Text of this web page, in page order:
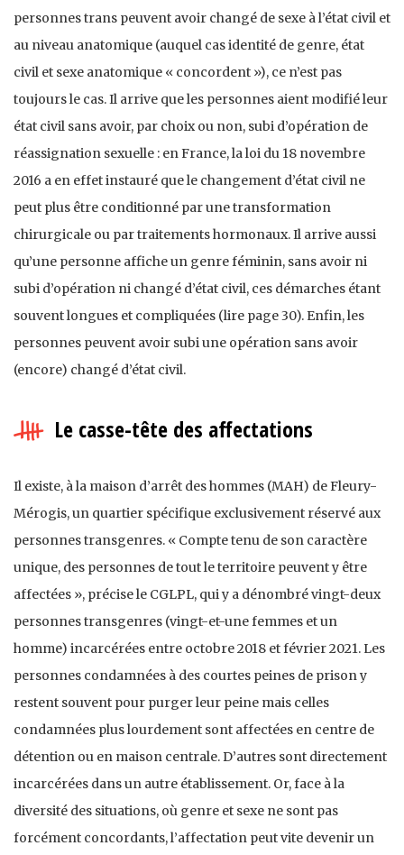
personnes trans peuvent avoir changé de sexe à l’état civil et
au niveau anatomique (auquel cas identité de genre, état
civil et sexe anatomique « concordent »), ce n’est pas
toujours le cas. Il arrive que les personnes aient modifié leur
état civil sans avoir, par choix ou non, subi d’opération de
réassignation sexuelle : en France, la loi du 18 novembre
2016 a en effet instauré que le changement d’état civil ne
peut plus être conditionné par une transformation
chirurgicale ou par traitements hormonaux. Il arrive aussi
qu’une personne affiche un genre féminin, sans avoir ni
subi d’opération ni changé d’état civil, ces démarches étant
souvent longues et compliquées (lire page 30). Enfin, les
personnes peuvent avoir subi une opération sans avoir
(encore) changé d’état civil.
Le casse-tête des affectations
Il existe, à la maison d’arrêt des hommes (MAH) de Fleury-
Mérogis, un quartier spécifique exclusivement réservé aux
personnes transgenres. « Compte tenu de son caractère
unique, des personnes de tout le territoire peuvent y être
affectées », précise le CGLPL, qui y a dénombré vingt-deux
personnes transgenres (vingt-et-une femmes et un
homme) incarcérées entre octobre 2018 et février 2021. Les
personnes condamnées à des courtes peines de prison y
restent souvent pour purger leur peine mais celles
condamnées plus lourdement sont affectées en centre de
détention ou en maison centrale. D’autres sont directement
incarcérées dans un autre établissement. Or, face à la
diversité des situations, où genre et sexe ne sont pas
forcément concordants, l’affectation peut vite devenir un